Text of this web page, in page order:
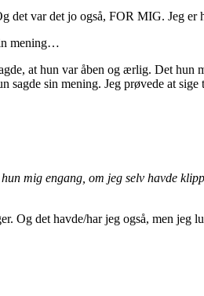
det var det jo også, FOR MIG. Jeg er
mening…
at hun var åben og ærlig. Det hun
sin mening. Jeg prøvede at
mig engang, om jeg selv havde
Og det havde/har jeg også, men